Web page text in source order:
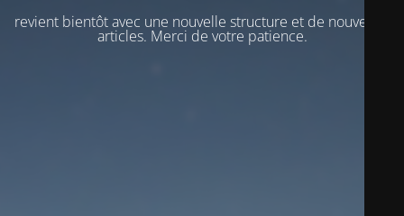
revient bientôt avec une nouvelle structure et de nouveaux
articles. Merci de votre patience.